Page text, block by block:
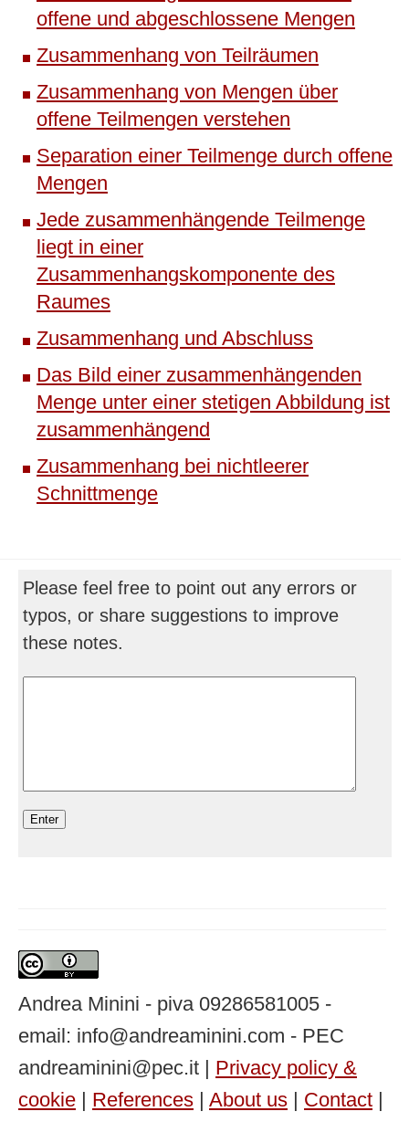
offene und abgeschlossene Mengen
Zusammenhang von Teilräumen
Zusammenhang von Mengen über
offene Teilmengen verstehen
Separation einer Teilmenge durch offene
Mengen
Jede zusammenhängende Teilmenge
liegt in einer
Zusammenhangskomponente des
Raumes
Zusammenhang und Abschluss
Das Bild einer zusammenhängenden
Menge unter einer stetigen Abbildung ist
zusammenhängend
Zusammenhang bei nichtleerer
Schnittmenge
Please feel free to point out any errors or
typos, or share suggestions to improve
these notes.
Andrea Minini - piva 09286581005 -
email: info@andreaminini.com - PEC
andreaminini@pec.it | Privacy policy &
cookie | References | About us | Contact |